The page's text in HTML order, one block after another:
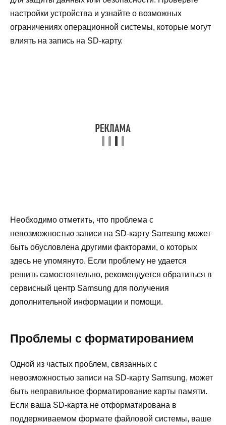
настройки устройства и узнайте о возможных
ограничениях операционной системы, которые могут
влиять на запись на SD-карту.
Необходимо отметить, что проблема с
невозможностью записи на SD-карту Samsung может
быть обусловлена другими факторами, о которых
здесь не упомянуто. Если проблему не удается
решить самостоятельно, рекомендуется обратиться в
сервисный центр Samsung для получения
дополнительной информации и помощи.
Проблемы с форматированием
Одной из частых проблем, связанных с
невозможностью записи на SD-карту Samsung, может
быть неправильное форматирование карты памяти.
Если ваша SD-карта не отформатирована в
поддерживаемом формате файловой системы, ваше